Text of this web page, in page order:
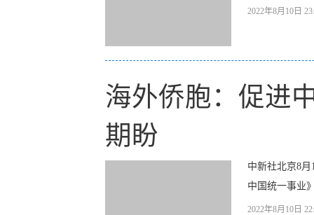
2022年8月10日
海外侨胞：促进
期盼
中新社北京8
中国统一事业
2022年8月10日